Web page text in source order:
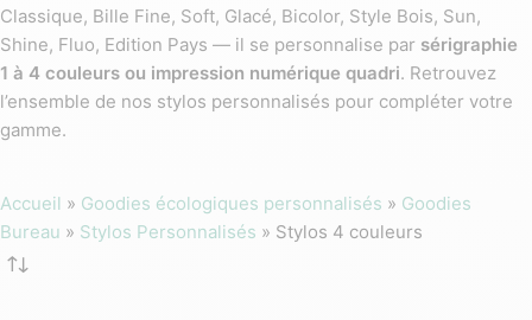
Classique, Bille Fine, Soft, Glacé, Bicolor, Style Bois, Sun,
Shine, Fluo, Edition Pays — il se personnalise par sérigraphie
1 à 4 couleurs ou impression numérique quadri. Retrouvez
l’ensemble de nos stylos personnalisés pour compléter votre
gamme.
Accueil » Goodies écologiques personnalisés » Goodies
Bureau » Stylos Personnalisés » Stylos 4 couleurs